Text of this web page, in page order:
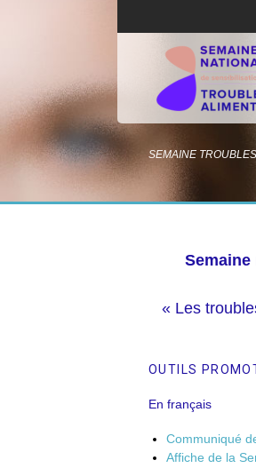
SEMAINE
« Les
OUTILS
En français
Communiqué
Affiche de la